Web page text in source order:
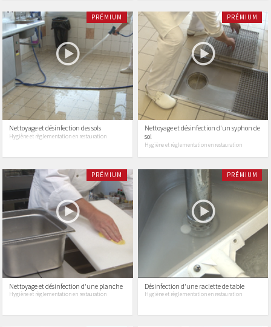
PRÉMIUM
Nettoyage et désinfection des sols
Hygiène et règlementation en restauration
PRÉMIUM
Nettoyage et désinfection d'un syphon de
sol
Hygiène et règlementation en restauration
PRÉMIUM
Nettoyage et désinfection d'une planche
Hygiène et règlementation en restauration
PRÉMIUM
Désinfection d'une raclette de table
Hygiène et règlementation en restauration